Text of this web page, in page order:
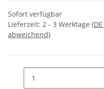
Sofort verfügbar
Lieferzeit: 2 - 3 Werktage
abweichend)